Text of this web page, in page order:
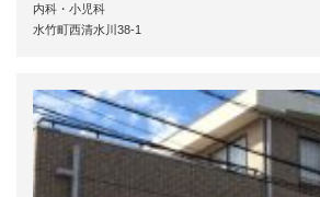
内科・小児科
水竹町西清水川38-1